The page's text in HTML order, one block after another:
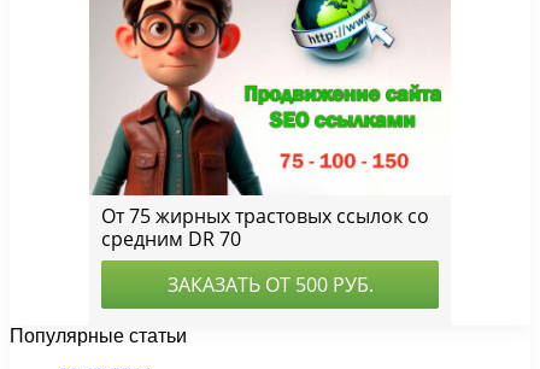
Популярные статьи